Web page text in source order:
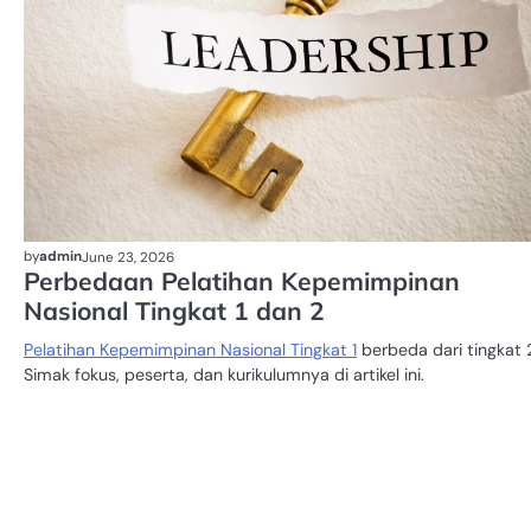
byadminJune 23, 2026
Perbedaan Pelatihan Kepemimpinan
Nasional Tingkat 1 dan 2
Pelatihan Kepemimpinan Nasional Tingkat 1 berbeda dari tingkat
Simak fokus, peserta, dan kurikulumnya di artikel ini.